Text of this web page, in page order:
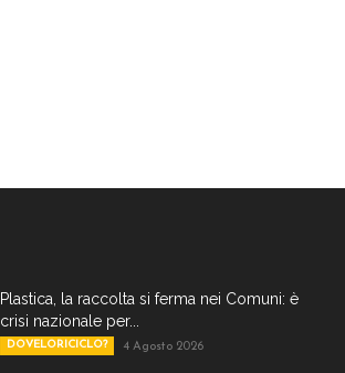
Plastica, la raccolta si ferma nei Comuni: è
crisi nazionale per...
DOVELORICICLO? 4 Agosto 2026